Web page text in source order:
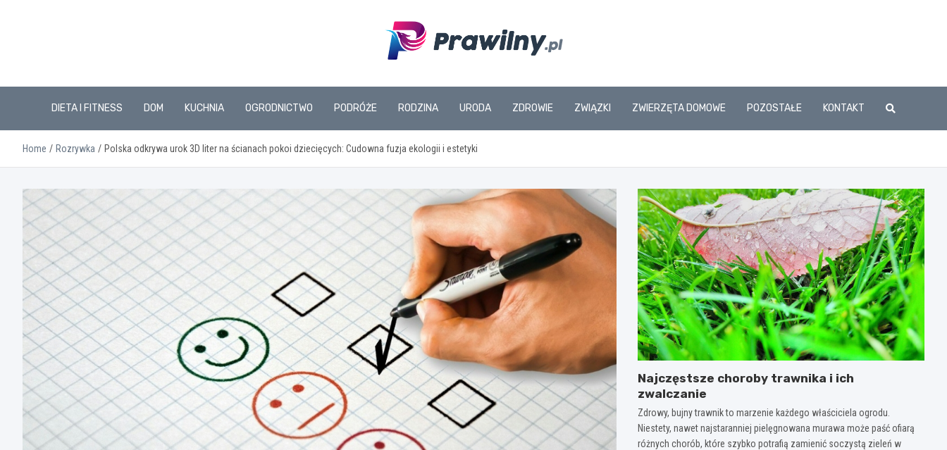
DIETA I FITNESS DOM KUCHNIA OGRODNICTWO PODRÓŻE RODZINA URODA ZDROWIE ZWIĄZKI ZWIERZĘTA DOMOWE POZOSTAŁE KONTAKT
Home Rozrywka Polska odkrywa urok 3D liter na ścianach pokoi dziecięcych: Cudowna fuzja ekologii i estetyki
Najczęstsze choroby trawnika i ich
zwalczanie
Zdrowy, bujny trawnik to marzenie każdego właściciela ogrodu.
Niestety, nawet najstaranniej pielęgnowana murawa może paść ofiarą
różnych chorób, które szybko potrafią zamienić soczystą zieleń w